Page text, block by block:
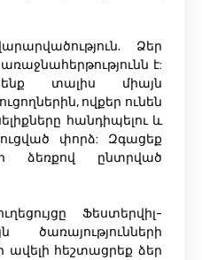
Ձեր
է:
տալիս միայն
ովքեր ունեն
հանդիպելու և
փորձ: Զգացեք
ձեռքով ընտրված
Ֆեստերվիլ-
ծառայությունների
ավելի հեշտացրեք ձեր